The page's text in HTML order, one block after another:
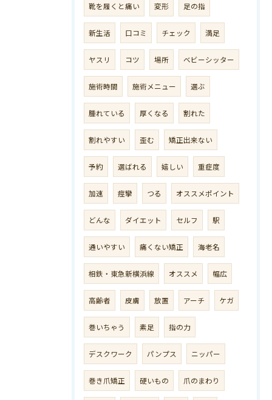
靴を履くと痛い 変形 足の指
新生活 口コミ チェック 満足
ヤスリ コツ 場所 ベビーシッター
施術時間 施術メニュー 選ぶ
腫れている 厚くなる 割れた
割れやすい 歪む 矯正出来ない
予約 選ばれる 嬉しい 重症度
加速 痙攣 つる オススメポイント
どんな ダイエット セルフ 駅
通いやすい 痛くない矯正 海老名
相鉄・東急新横浜線 オススメ 幅広
高齢者 皮膚 放置 アーチ ケガ
巻いちゃう 素足 指の力
デスクワーク パンプス ニッパー
巻き爪矯正 硬いもの 爪のまわり